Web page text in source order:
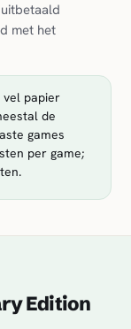
met het
vel papier
de
games
per game;
Edition